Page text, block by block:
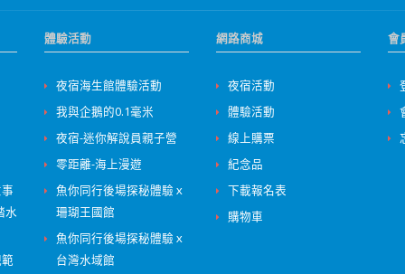
水
體驗活動
夜宿海生館體驗活動
我與企鵝的0.1毫米
夜宿-迷你解說員親子營
零距離-海上漫遊
魚你同行後場探秘體驗ｘ
珊瑚王國館
魚你同行後場探秘體驗ｘ
台灣水域館
網路商城
夜宿活動
體驗活動
線上購票
紀念品
下載報名表
購物車
會